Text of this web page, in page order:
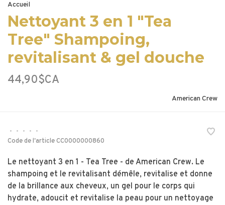
Accueil
Nettoyant 3 en 1 "Tea
Tree" Shampoing,
revitalisant & gel douche
44,90$CA
American Crew
• • • •
•
Code de l'articleCC0000000860
Le nettoyant 3 en 1 - Tea Tree - de American Crew. Le
shampoing et le revitalisant démêle, revitalise et donne
de la brillance aux cheveux, un gel pour le corps qui
hydrate, adoucit et revitalise la peau pour un nettoyage